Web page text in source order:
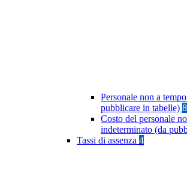
Personale non a
pubblicare in tabelle) 8
Costo del personale
indeterminato (da
Tassi di assenza 4